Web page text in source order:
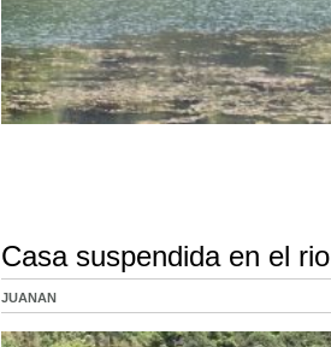
Casa suspendida en el rio
JUANAN